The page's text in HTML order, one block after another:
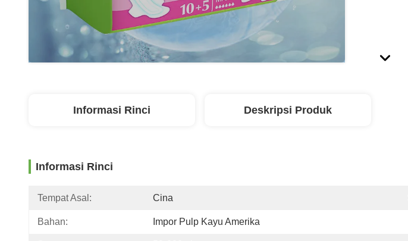
Informasi Rinci Deskripsi Produk
Informasi Rinci
Tempat Asal: Cina
Bahan: Impor Pulp Kayu Amerika